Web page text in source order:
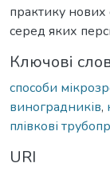
практику нових
серед яких
Ключові
способи
виноградників,
плівкові
URI